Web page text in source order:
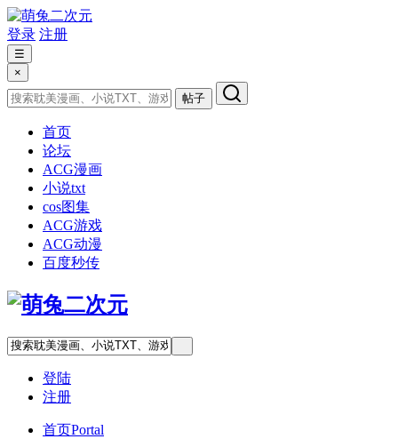
登录 注册
☰
×
帖子
首页
论坛
ACG漫画
小说txt
cos图集
ACG游戏
ACG动漫
百度秒传
登陆
注册
首页Portal